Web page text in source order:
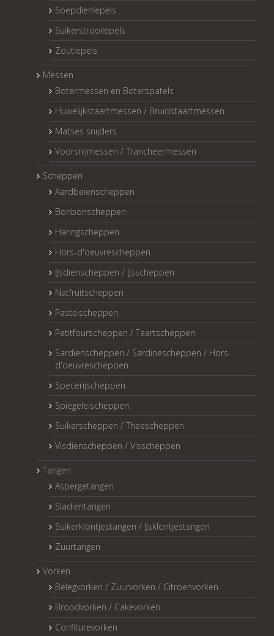
Soepdienlepels
Suikerstrooilepels
Zoutlepels
Messen
Botermessen en Boterspatels
Huwelijkstaartmessen / Bruidstaartmessen
Matses snijders
Voorsnijmessen / Trancheermessen
Scheppen
Aardbeienscheppen
Bonbonscheppen
Haringscheppen
Hors-d'oeuvrescheppen
IJsdienscheppen / IJsscheppen
Natfruitscheppen
Pasteischeppen
Petitfourscheppen / Taartscheppen
Sardienscheppen / Sardinescheppen / Hors-
d'oeuvrescheppen
Specerijscheppen
Spiegeleischeppen
Suikerscheppen / Theescheppen
Visdienscheppen / Visscheppen
Tangen
Aspergetangen
Sladientangen
Suikerklontjestangen / IJsklontjestangen
Zuurtangen
Vorken
Belegvorken / Zuurvorken / Citroenvorken
Broodvorken / Cakevorken
Confiturevorken